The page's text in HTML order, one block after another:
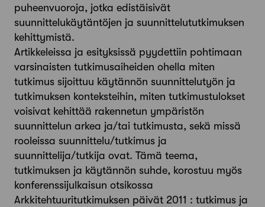
puheenvuoroja, jotka edistäisivät
suunnittelukäytäntöjen ja suunnittelututkimuksen
kehittymistä.
Artikkeleissa ja esityksissä pyydettiin pohtimaan
varsinaisten tutkimusaiheiden ohella miten
tutkimus sijoittuu käytännön suunnittelutyön ja
tutkimuksen konteksteihin, miten tutkimustulokset
voisivat kehittää rakennetun ympäristön
suunnittelun arkea ja/tai tutkimusta, sekä missä
rooleissa suunnittelu/tutkimus ja
suunnittelija/tutkija ovat. Tämä teema,
tutkimuksen ja käytännön suhde, korostuu myös
konferenssijulkaisun otsikossa
Arkkitehtuuritutkimuksen päivät 2011 : tutkimus ja